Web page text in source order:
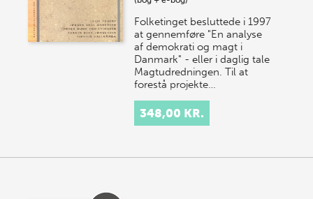
Folketinget besluttede i 1997
at gennemføre "En analyse
af demokrati og magt i
Danmark" - eller i daglig tale
Magtudredningen. Til at
forestå projekte…
348,00 KR.